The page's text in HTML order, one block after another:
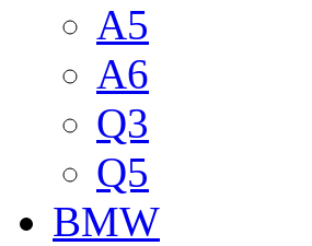
A5
A6
Q3
Q5
BMW